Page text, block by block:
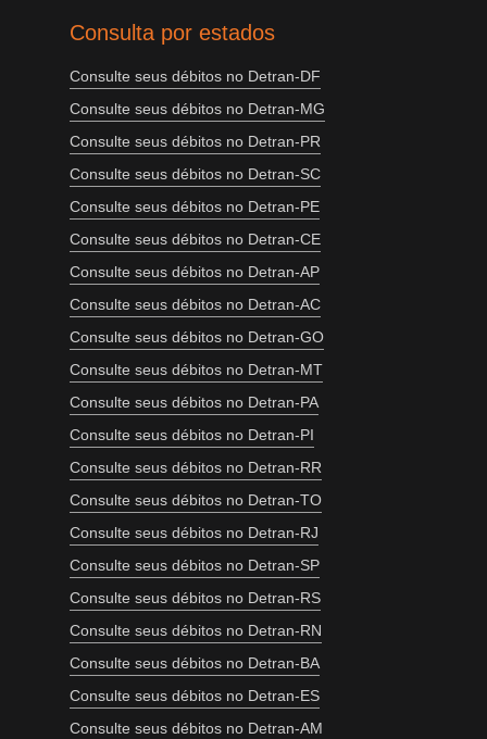
Consulta por estados
Consulte seus débitos no Detran-DF
Consulte seus débitos no Detran-MG
Consulte seus débitos no Detran-PR
Consulte seus débitos no Detran-SC
Consulte seus débitos no Detran-PE
Consulte seus débitos no Detran-CE
Consulte seus débitos no Detran-AP
Consulte seus débitos no Detran-AC
Consulte seus débitos no Detran-GO
Consulte seus débitos no Detran-MT
Consulte seus débitos no Detran-PA
Consulte seus débitos no Detran-PI
Consulte seus débitos no Detran-RR
Consulte seus débitos no Detran-TO
Consulte seus débitos no Detran-RJ
Consulte seus débitos no Detran-SP
Consulte seus débitos no Detran-RS
Consulte seus débitos no Detran-RN
Consulte seus débitos no Detran-BA
Consulte seus débitos no Detran-ES
Consulte seus débitos no Detran-AM